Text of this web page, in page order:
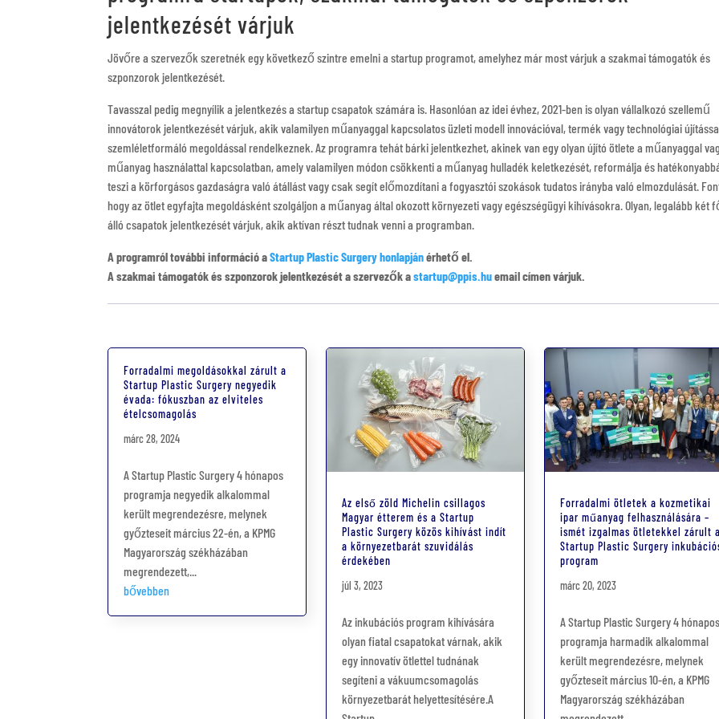
jelentkezését várjuk
Jövőre a szervezők szeretnék egy következő szintre emelni a startup programot, amelyhez már most várjuk a szakmai támogatók és
szponzorok jelentkezését.
Tavasszal pedig megnyílik a jelentkezés a startup csapatok számára is. Hasonlóan az idei évhez, 2021-ben is olyan vállalkozó szellemű
innovátorok jelentkezését várjuk, akik valamilyen műanyaggal kapcsolatos üzleti modell innovációval, termék vagy technológiai
szemléletformáló megoldással rendelkeznek. Az programra tehát bárki jelentkezhet, akinek van egy olyan újító ötlete a műanyaggal
műanyag használattal kapcsolatban, amely valamilyen módon csökkenti a műanyag hulladék keletkezését, reformálja és
teszi a körforgásos gazdaságra való átállást vagy csak segít előmozdítani a fogyasztói szokások tudatos irányba való elmozdulását.
hogy az ötlet egyfajta megoldásként szolgáljon a műanyag által okozott környezeti vagy egészségügyi kihívásokra. Olyan, legalább két
álló csapatok jelentkezését várjuk, akik aktívan részt tudnak venni a programban.
A programról további információ aStartup Plastic Surgery honlapjánérhető el.
A szakmai támogatók és szponzorok jelentkezését a szervezők astartup@ppis.huemail címen várjuk.
Forradalmi megoldásokkal zárult a
Startup Plastic Surgery negyedik
évada: fókuszban az elviteles
ételcsomagolás
márc 28, 2024
A Startup Plastic Surgery 4 hónapos
programja negyedik alkalommal
került megrendezésre, melynek
győzteseit március 22-én, a KPMG
Magyarország székházában
megrendezett,...
bővebben
Az első zöld Michelin csillagos
Magyar étterem és a Startup
Plastic Surgery közös kihívást indít
a környezetbarát szuvidálás
érdekében
júl 3, 2023
Az inkubációs program kihívására
olyan fiatal csapatokat várnak, akik
egy innovatív ötlettel tudnának
segíteni a vákuumcsomagolás
környezetbarát helyettesítésére.A
Forradalmi ötletek a kozmetikai
ipar műanyag felhasználására –
ismét izgalmas ötletekkel zárult a
Startup Plastic Surgery
program
márc 20, 2023
A Startup Plastic Surgery 4 hónapos
programja harmadik alkalommal
került megrendezésre, melynek
győzteseit március 10-én, a KPMG
Magyarország székházában